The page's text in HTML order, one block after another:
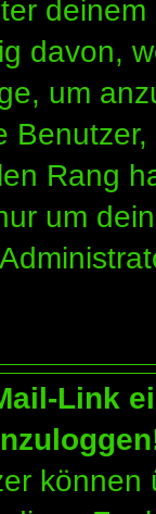
davon,
um
Rang
um
Link